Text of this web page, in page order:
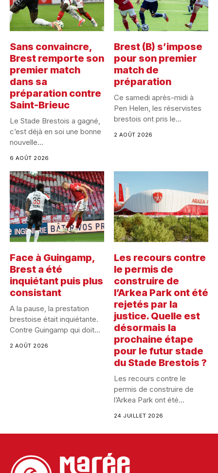
Sans convaincre,
Brest remporte son
premier match
dans sa
préparation contre
Saint-Brieuc
Le Stade Brestois a gagné,
c’est déjà en soi une bonne
nouvelle...
6 AOÛT 2026
Brest (B) s’impose
pour son premier
match de
préparation
Ce samedi après-midi à
Pen Helen, les réservistes
brestois ont pris le...
2 AOÛT 2026
Face à Guingamp,
Brest a été
inquiétant puis plus
consistant
A la pause, la prestation
brestoise était inquiétante.
Contre Guingamp qui doit...
2 AOÛT 2026
Les recours contre
le permis de
construire de
l’Arkea Park ont été
rejetés par la
justice. Quelle est
désormais la
prochaine étape
pour le futur stade
du Stade Brestois ?
Les recours contre le
permis de construire de
l’Arkea Park ont été...
24 JUILLET 2026